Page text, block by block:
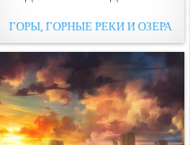
ГОРЫ, ГОРНЫЕ РЕКИ И ОЗЕРА